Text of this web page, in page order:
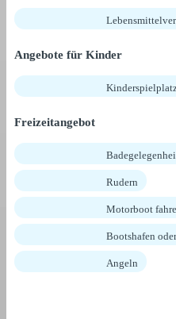
Angebote für Kinder
Freizeitangebot
Rudern
Motorboot
Bootshafen
Angeln